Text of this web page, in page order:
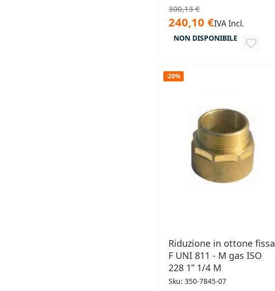
300,13 €
240,10 €IVA Incl.
NON DISPONIBILE
-20%
Riduzione in ottone fissa
F UNI 811 - M gas ISO
228 1” 1/4 M
Sku: 350-7845-07